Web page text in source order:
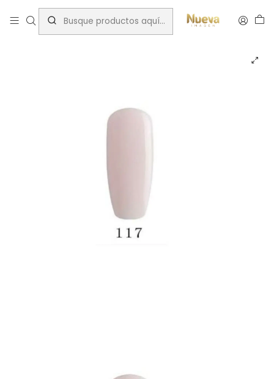
Inicio Esmaltes permanentes Bluesky Bluesky dc117p 15ml